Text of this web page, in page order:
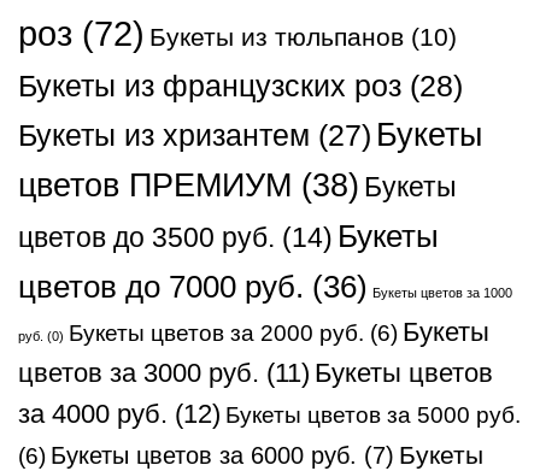
роз (72) Букеты из тюльпанов (10)
Букеты из французских роз (28)
Букеты из хризантем (27) Букеты
цветов ПРЕМИУМ (38) Букеты
цветов до 3500 руб. (14) Букеты
цветов до 7000 руб. (36) Букеты цветов за 1000
руб. (0) Букеты цветов за 2000 руб. (6) Букеты
цветов за 3000 руб. (11) Букеты цветов
за 4000 руб. (12) Букеты цветов за 5000 руб.
(6) Букеты цветов за 6000 руб. (7) Букеты